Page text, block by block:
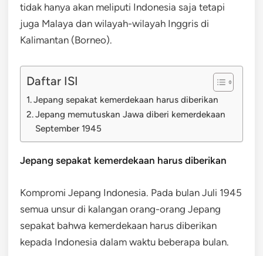
tidak hanya akan meliputi Indonesia saja tetapi
juga Malaya dan wilayah-wilayah Inggris di
Kalimantan (Borneo).
Daftar ISI
Jepang sepakat kemerdekaan harus diberikan
Jepang memutuskan Jawa diberi kemerdekaan
September 1945
Jepang sepakat kemerdekaan harus diberikan
Kompromi Jepang Indonesia. Pada bulan Juli 1945
semua unsur di kalangan orang-orang Jepang
sepakat bahwa kemerdekaan harus diberikan
kepada Indonesia dalam waktu beberapa bulan.